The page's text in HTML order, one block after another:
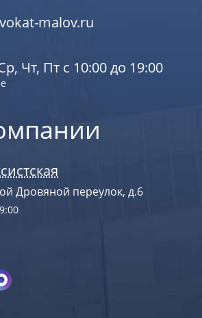
Дровяной переулок, д.6
malov.ru
Чт, Пт с 10:00 до 19:00